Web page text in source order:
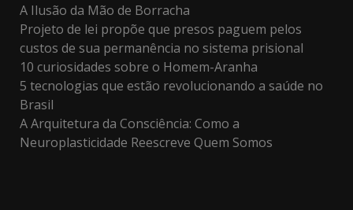
A Ilusão da Mão de Borracha
Projeto de lei propõe que presos paguem pelos
custos de sua permanência no sistema prisional
10 curiosidades sobre o Homem-Aranha
5 tecnologias que estão revolucionando a saúde no
Brasil
A Arquitetura da Consciência: Como a
Neuroplasticidade Reescreve Quem Somos